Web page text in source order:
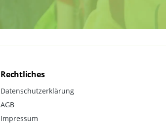
Rechtliches
Datenschutzerklärung
AGB
Impressum